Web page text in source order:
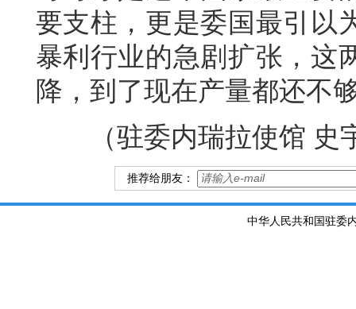
要支柱，更是委国最引以
暴利行业的急剧扩张，这
降，到了现在产量都还不
（驻委内瑞拉使馆 史
推荐给朋友：
中华人民共和国驻委